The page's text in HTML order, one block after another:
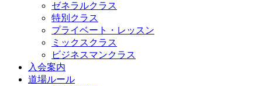
ゼネラルクラス
特別クラス
プライベート・レッスン
ミックスクラス
ビジネスマンクラス
入会案内
道場ルール